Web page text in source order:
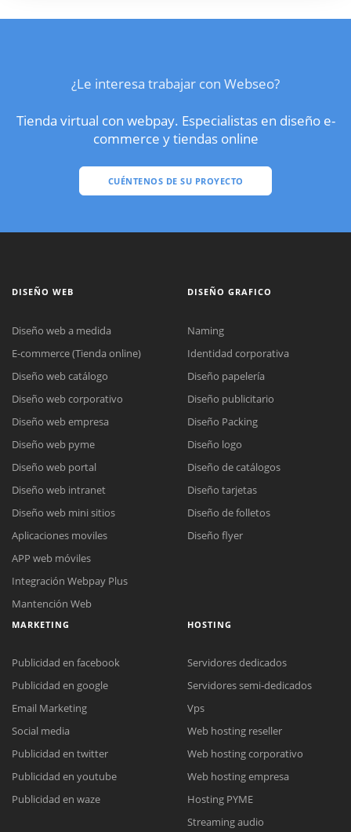
¿Le interesa trabajar con Webseo?
Tienda virtual con webpay. Especialistas en diseño e-
commerce y tiendas online
CUÉNTENOS DE SU PROYECTO
Reunión online
Meet para la reunión online.
Cotización
Chat Online
Todos nuestros ejecutivos están fuera de línea. Complete el formulario
DISEÑO WEB
Diseño web a medida
E-commerce (Tienda online)
Diseño web catálogo
Diseño web corporativo
Diseño web empresa
Diseño web pyme
Diseño web portal
Diseño web intranet
Diseño web mini sitios
Aplicaciones moviles
APP web móviles
Integración Webpay Plus
Mantención Web
DISEÑO GRAFICO
Naming
Identidad corporativa
Diseño papelería
Diseño publicitario
Diseño Packing
Diseño logo
Diseño de catálogos
Diseño tarjetas
Diseño de folletos
Diseño flyer
MARKETING
Publicidad en facebook
Publicidad en google
Email Marketing
Social media
Publicidad en twitter
Publicidad en youtube
Publicidad en waze
HOSTING
Servidores dedicados
Servidores semi-dedicados
Vps
Web hosting reseller
Web hosting corporativo
Web hosting empresa
Hosting PYME
Streaming audio